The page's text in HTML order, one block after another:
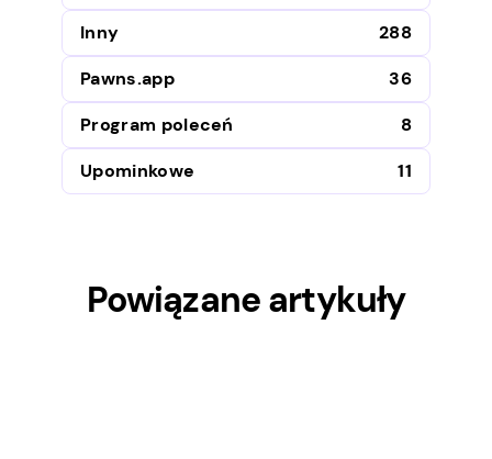
Inny
288
Pawns.app
36
Program poleceń
8
Upominkowe
11
Powiązane artykuły